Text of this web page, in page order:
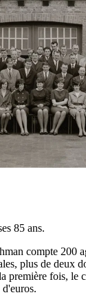
85 ans.
compte 200
plus de deux
première fois, le